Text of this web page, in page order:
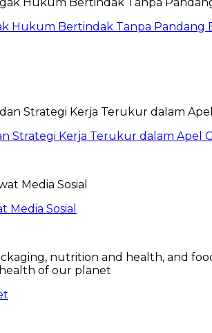
Hukum Bertindak Tanpa Pandang
Strategi Kerja Terukur dalam Apel
Sosial